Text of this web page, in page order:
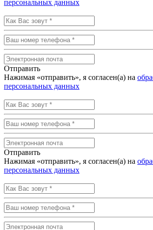
персональных данных
Отправить
Нажимая «отправить», я согласен(а) на
персональных данных
Отправить
Нажимая «отправить», я согласен(а) на
персональных данных